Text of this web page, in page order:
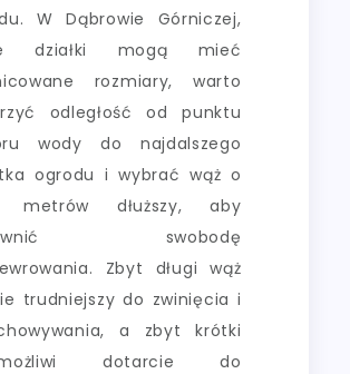
W Dąbrowie Górniczej,
działki mogą mieć
rozmiary, warto
odległość od punktu
wody do najdalszego
ogrodu i wybrać wąż o
metrów dłuższy, aby
swobodę
Zbyt długi wąż
trudniejszy do zwinięcia i
a zbyt krótki
dotarcie do